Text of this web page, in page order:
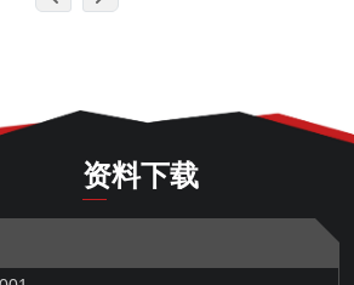
资料下载